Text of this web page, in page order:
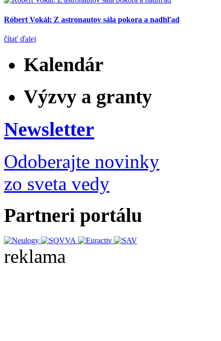
Róbert Vokál: Z astronautov sála pokora a nadhľad
čítať ďalej
Kalendár
Výzvy a granty
Newsletter
Odoberajte novinky
zo sveta vedy
Partneri portálu
reklama